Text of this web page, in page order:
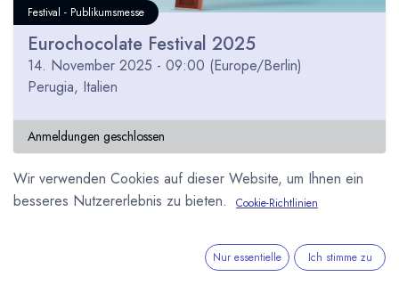
Festival - Publikumsmesse
Eurochocolate Festival 2025
14. November 2025 - 09:00 (Europe/Berlin)
Perugia, Italien
Anmeldungen geschlossen
Wir verwenden Cookies auf dieser Website, um Ihnen ein
besseres Nutzererlebnis zu bieten.
Cookie-Richtlinien
Nur essentielle Ich stimme zu